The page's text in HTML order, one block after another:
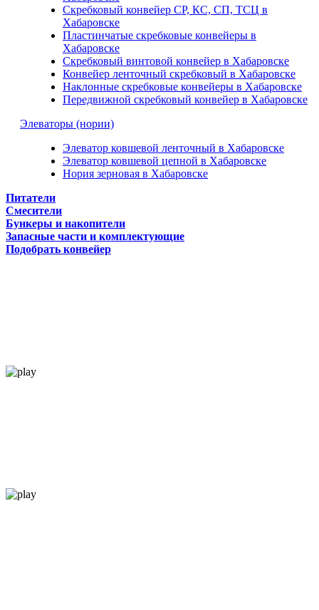
Скребковый конвейер СР, КС, СП, ТСЦ в
Хабаровске
Пластинчатые скребковые конвейеры в
Хабаровске
Скребковый винтовой конвейер в Хабаровске
Конвейер ленточный скребковый в Хабаровске
Наклонные скребковые конвейеры в Хабаровске
Передвижной скребковый конвейер в Хабаровске
Элеваторы (нории)
Элеватор ковшевой ленточный в Хабаровске
Элеватор ковшевой цепной в Хабаровске
Нория зерновая в Хабаровске
Питатели
Смесители
Бункеры и накопители
Запасные части и комплектующие
Подобрать конвейер